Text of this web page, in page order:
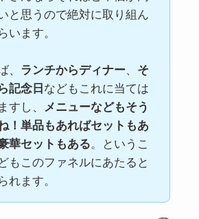
と思うので絶対に取り組ん
います。
、 ランチからディナー、 そ
記念日 などもこれに当ては
すし、 メニューなどもそう
！単品もあればセットもあ
華セットもある。というこ
もこのファネルにあたると
れます。